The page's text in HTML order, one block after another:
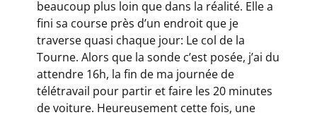
beaucoup plus loin que dans la réalité. Elle a
fini sa course près d’un endroit que je
traverse quasi chaque jour: Le col de la
Tourne. Alors que la sonde c’est posée, j’ai du
attendre 16h, la fin de ma journée de
télétravail pour partir et faire les 20 minutes
de voiture. Heureusement cette fois, une